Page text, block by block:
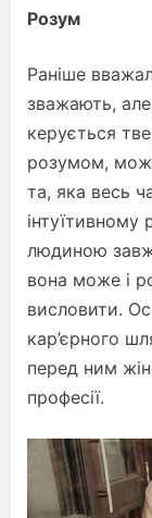
Розум
Раніше
зважають,
керується
розумом,
та, яка весь
інтуїтивному
людиною
вона може і
висловити.
кар’єрного
перед ним
професії.